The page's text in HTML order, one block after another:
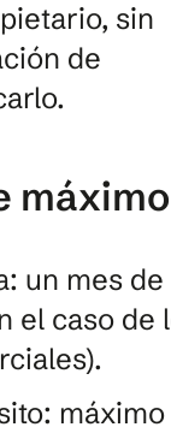
sin
de
máximo
un mes
el caso de